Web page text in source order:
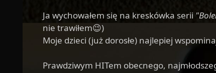
Ja wychowałem się na kreskówka serii
nie trawiłem😉)
Moje dzieci (już dorosłe) najlepiej
Prawdziwym HITem obecnego,